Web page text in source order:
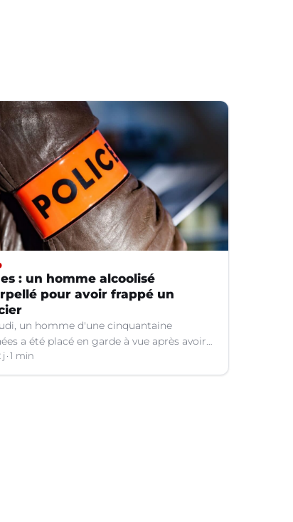
: un homme alcoolisé
pour avoir frappé un
un homme d'une cinquantaine
a été placé en garde à vue après avoir
un policier hors service à Nîmes (Gard).
j 1 min